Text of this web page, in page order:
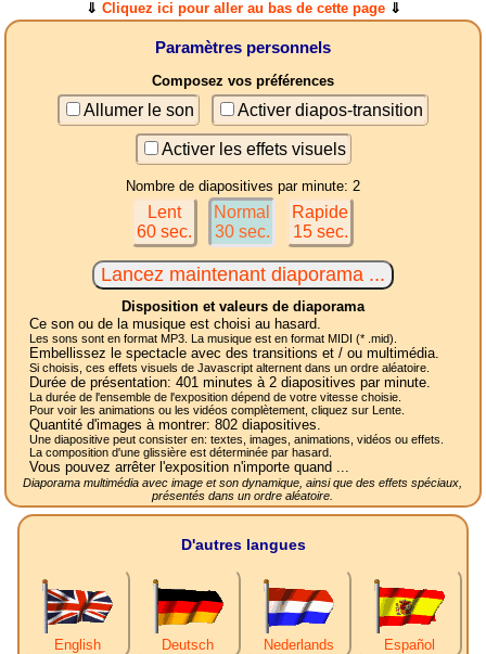
⇓ Cliquez ici pour aller au bas de cette page⇓
Paramètres personnels
Composez vos préférences
Allumer le son Activer diapos-transition
Activer les effets visuels
Nombre de diapositives par minute: 2
Lent
60 sec.
Normal
30 sec.
Rapide
15 sec.
Disposition et valeurs de diaporama
Ce son ou de la musique est choisi au hasard.
Les sons sont en format MP3. La musique est en format MIDI (* .mid).
Embellissez le spectacle avec des transitions et / ou multimédia.
Si choisis, ces effets visuels de Javascript alternent dans un ordre aléatoire.
Durée de présentation: 401 minutes à 2 diapositives par minute.
La durée de l'ensemble de l'exposition dépend de votre vitesse choisie.
Pour voir les animations ou les vidéos complètement, cliquez sur Lente.
Quantité d'images à montrer: 802diapositives.
Une diapositive peut consister en: textes, images, animations, vidéos ou effets.
La composition d'une glissière est déterminée par hasard.
Vous pouvez arrêter l'exposition n'importe quand ...
Diaporama multimédia avec image et son dynamique, ainsi que des effets spéciaux,
présentés dans un ordre aléatoire.
D'autres langues
English Deutsch Nederlands Español